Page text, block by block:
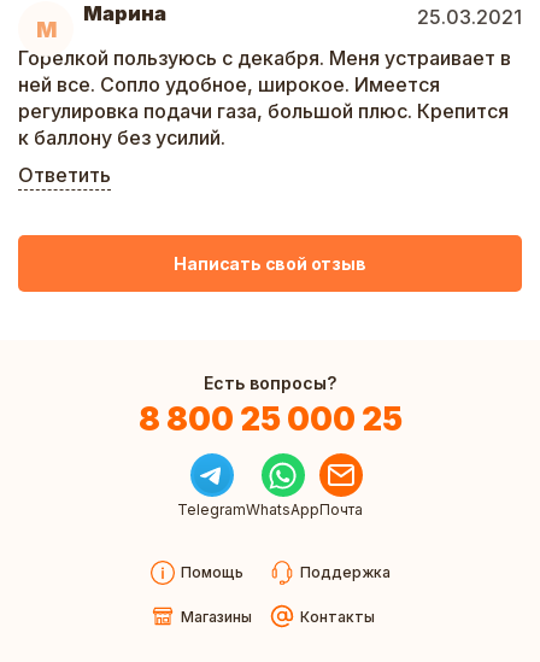
М
Марина
25.03.2021
Горелкой пользуюсь с декабря. Меня устраивает в
ней все. Сопло удобное, широкое. Имеется
регулировка подачи газа, большой плюс. Крепится
к баллону без усилий.
Ответить
Написать свой отзыв
Есть вопросы?
8 800 25 000 25
TelegramWhatsAppПочта
Помощь Поддержка
Магазины Контакты